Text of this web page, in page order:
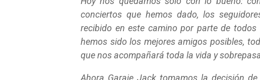
conciertos que hemos dado, los
recibido en este camino por parte de
hemos sido los mejores amigos posibles,
que nos acompañará toda la vida y
Ahora Garaje Jack tomamos la decisión